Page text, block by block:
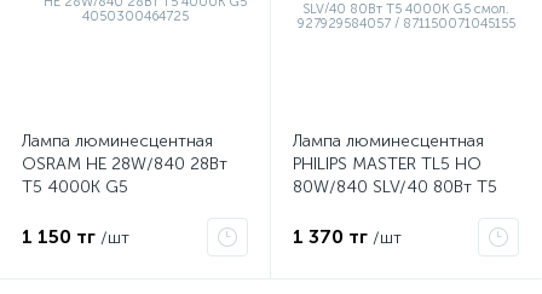
Лампа люминесцентная
OSRAM HE 28W/840 28Вт
T5 4000К G5
1 150 тг /шт
Лампа люминесцентная
PHILIPS MASTER TL5 HO
80W/840 SLV/40 80Вт T5
927929584057 /
1 370 тг /шт